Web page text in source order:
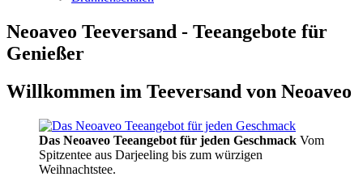
Neoaveo Teeversand - Teeangebote für
Genießer
Willkommen im Teeversand von Neoaveo
Das Neoaveo Teeangebot für jeden Geschmack Vom
Spitzentee aus Darjeeling bis zum würzigen
Weihnachtstee.